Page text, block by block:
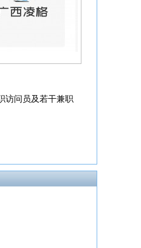
访问员及若干兼职